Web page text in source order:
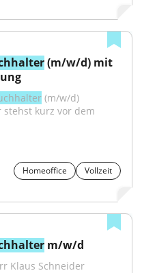
(m/w/d) mit
(m/w/d)
stehst kurz vor dem
Homeoffice
Vollzeit
m/w/d
Klaus Schneider